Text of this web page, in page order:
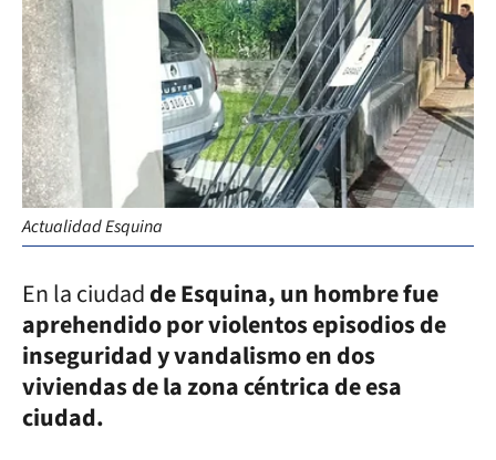
Actualidad Esquina
En la ciudadde Esquina, un hombre fue
aprehendido por violentos episodios de
inseguridad y vandalismo en dos
viviendas de la zona céntrica de esa
ciudad.